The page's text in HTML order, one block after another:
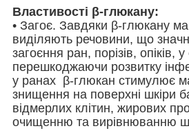
Властивості β-глюкану:
• Загоє. Завдяки β-глюкану
виділяють речовини, що
загоєння ран, порізів, опіків, у
перешкоджаючи розвитку
у ранах β-глюкан стимулює
знищення на поверхні шкіри
відмерлих клітин, жирових
очищенню та вирівнюванню